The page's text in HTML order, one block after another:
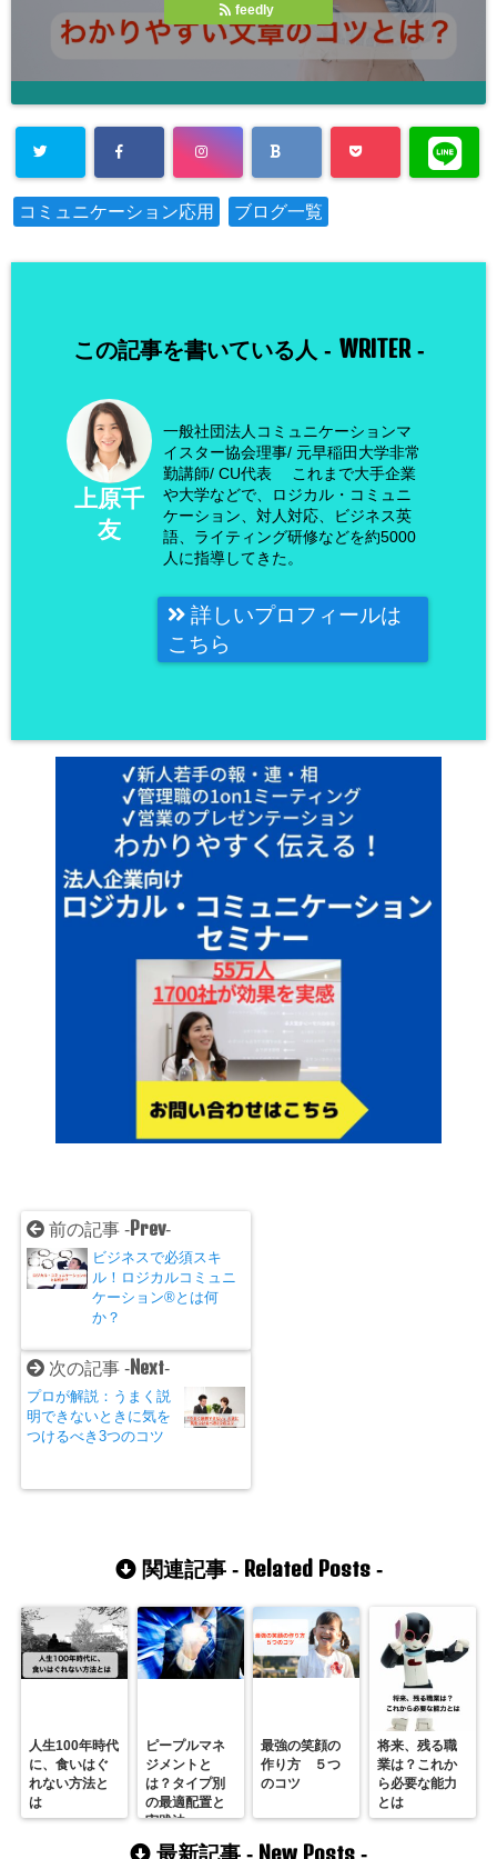
feedly
コミュニケーション応用 ブログ一覧
この記事を書いている人 - WRITER-
上原千
友
一般社団法人コミュニケーションマ
イスター協会理事/ 元早稲田大学非常
勤講師/ CU代表 これまで大手企業
や大学などで、ロジカル・コミュニ
ケーション、対人対応、ビジネス英
語、ライティング研修などを約5000
人に指導してきた。
詳しいプロフィールは
こちら
前の記事 - Prev-
ビジネスで必須スキ
ル！ロジカルコミュニ
ケーション®とは何
か？
次の記事 - Next-
プロが解説：うまく説
明できないときに気を
つけるべき3つのコツ
関連記事 - Related Posts-
人生100年時代
に、食いはぐ
れない方法と
は
ピープルマネ
ジメントと
は？タイプ別
の最適配置と
実践法
最強の笑顔の
作り方 ５つ
のコツ
将来、残る職
業は？これか
ら必要な能力
とは
New Posts